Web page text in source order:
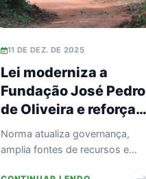
11 DE DEZ. DE 2025
Lei moderniza a
Fundação José Pedro
de Oliveira e reforça
proteção da Mata de
Santa Genebra
Norma atualiza governança,
amplia fontes de recursos e